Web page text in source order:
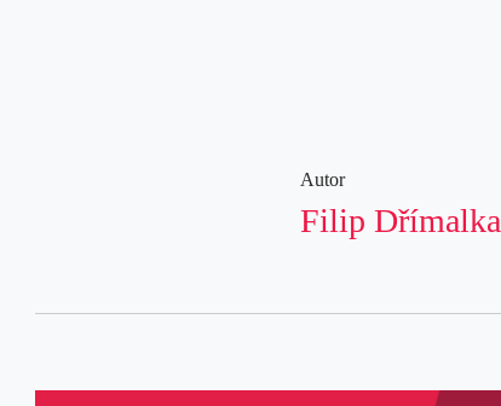
Autor
Filip Dřímalka